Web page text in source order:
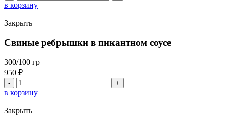
товара
Говядина
по
-
Строгановски
в корзину
Закрыть
Свиные ребрышки в пикантном соусе
300/100 гр
950 ₽
Количество
товара
Свиные
ребрышки
в корзину
Закрыть